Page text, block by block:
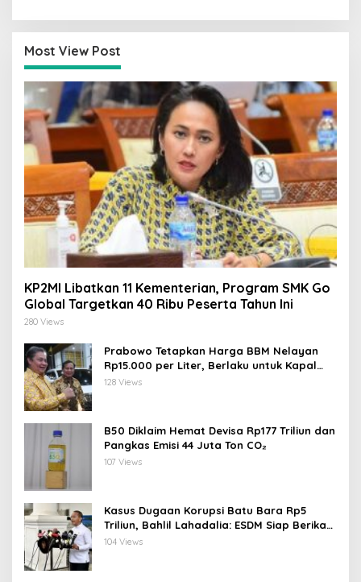
Most View Post
KP2MI Libatkan 11 Kementerian, Program SMK Go
Global Targetkan 40 Ribu Peserta Tahun Ini
280 Views
Prabowo Tetapkan Harga BBM Nelayan
Rp15.000 per Liter, Berlaku untuk Kapal
30-200 GT
128 Views
B50 Diklaim Hemat Devisa Rp177 Triliun dan
Pangkas Emisi 44 Juta Ton CO₂
107 Views
Kasus Dugaan Korupsi Batu Bara Rp5
Triliun, Bahlil Lahadalia: ESDM Siap Berikan
Data
104 Views